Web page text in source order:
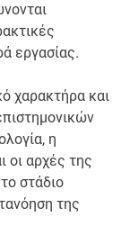
εργασίας.
χαρακτήρα και
η
οι αρχές της
στάδιο
της